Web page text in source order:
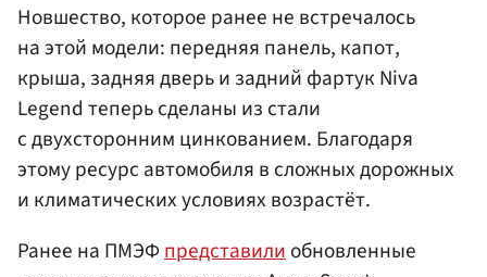
Новшество, которое ранее не встречалось
на этой модели: передняя панель, капот,
крыша, задняя дверь и задний фартук Niva
Legend теперь сделаны из стали
с двухсторонним цинкованием. Благодаря
этому ресурс автомобиля в сложных дорожных
и климатических условиях возрастёт.
Ранее на ПМЭФпредставилиобновленные